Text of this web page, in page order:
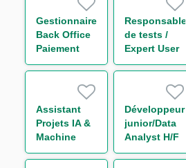
Gestionnaire
Back Office
Paiement
Corporates/NBFI
Responsable
de tests /
Expert User
Acceptance
Assistant
Projets IA &
Machine
Learning H/F
Développeur
junior/Data
Analyst H/F